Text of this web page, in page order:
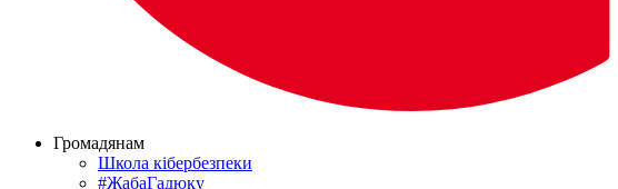
Громадянам
Школа кібербезпеки
#ЖабаГадюку